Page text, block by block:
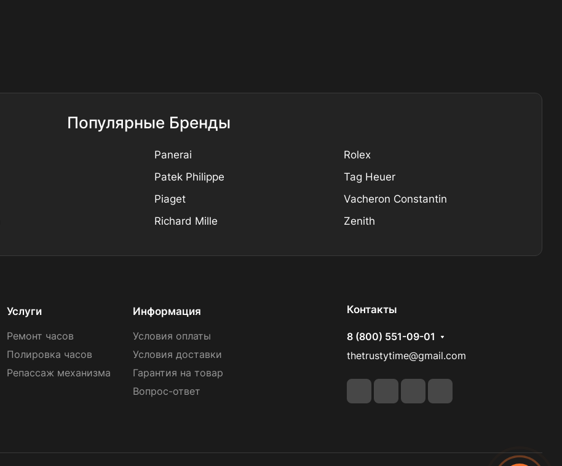
Популярные Бренды
Panerai
Patek Philippe
Piaget
Richard Mille
Rolex
Tag Heuer
Vacheron Constantin
Zenith
Услуги
Ремонт часов
Полировка часов
Репассаж механизма
Информация
Условия оплаты
Условия доставки
Гарантия на товар
Вопрос-ответ
Контакты
8 (800) 551-09-01
thetrustytime@gmail.com